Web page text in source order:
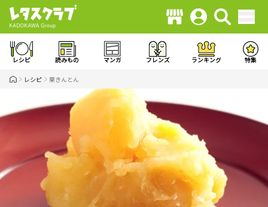
レシピ 読みもの マンガ フレンズ ランキング 特集
レシピ 栗きんとん